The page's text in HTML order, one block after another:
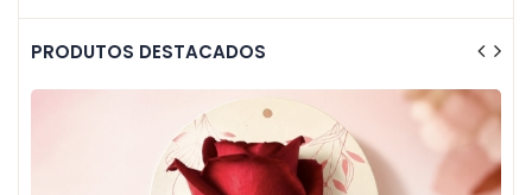
PRODUTOS DESTACADOS